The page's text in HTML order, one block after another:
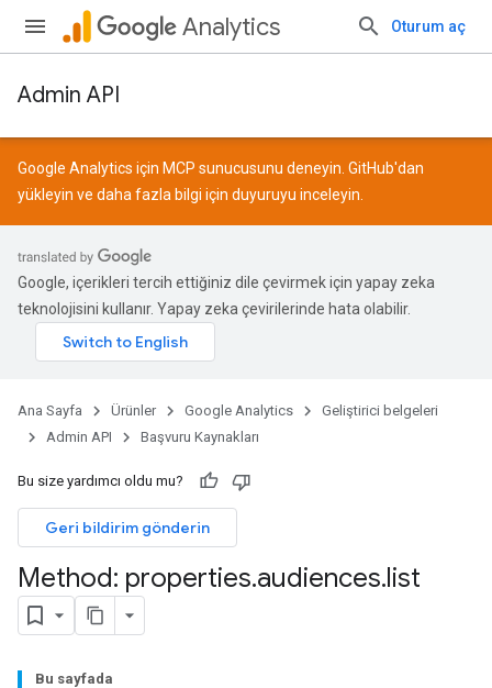
Analytics Oturum aç
Admin API
Google Analytics için MCP sunucusunu deneyin. GitHub'dan
yükleyin ve daha fazla bilgi için duyuruyu inceleyin.
Google, içerikleri tercih ettiğiniz dile çevirmek için yapay zeka
teknolojisini kullanır. Yapay zeka çevirilerinde hata olabilir.
Ana Sayfa Ürünler Google Analytics
Geliştirici belgeleri
Admin API
Başvuru Kaynakları
Bu size yardımcı oldu mu?
Geri bildirim gönderin
Method: properties.audiences.list
Bu sayfada